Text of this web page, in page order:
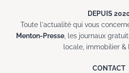
DEPUIS
Toute l'actualité qui vous
Menton-Presse, les journaux
locale, immobilier &
CONTACT